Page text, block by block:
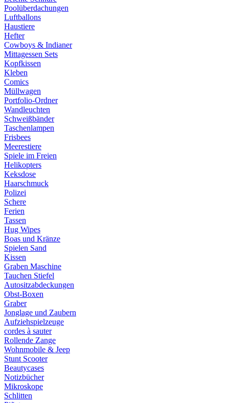
Poolüberdachungen
Luftballons
Haustiere
Hefter
Cowboys & Indianer
Mittagessen Sets
Kopfkissen
Kleben
Comics
Müllwagen
Portfolio-Ordner
Wandleuchten
Schweißbänder
Taschenlampen
Frisbees
Meerestiere
Spiele im Freien
Helikopters
Keksdose
Haarschmuck
Polizei
Schere
Ferien
Tassen
Hug Wipes
Boas und Kränze
Spielen Sand
Kissen
Graben Maschine
Tauchen Stiefel
Autositzabdeckungen
Obst-Boxen
Graber
Jonglage und Zaubern
Aufziehspielzeuge
cordes à sauter
Rollende Zange
Wohnmobile & Jeep
Stunt Scooter
Beautycases
Notizbücher
Mikroskope
Schlitten